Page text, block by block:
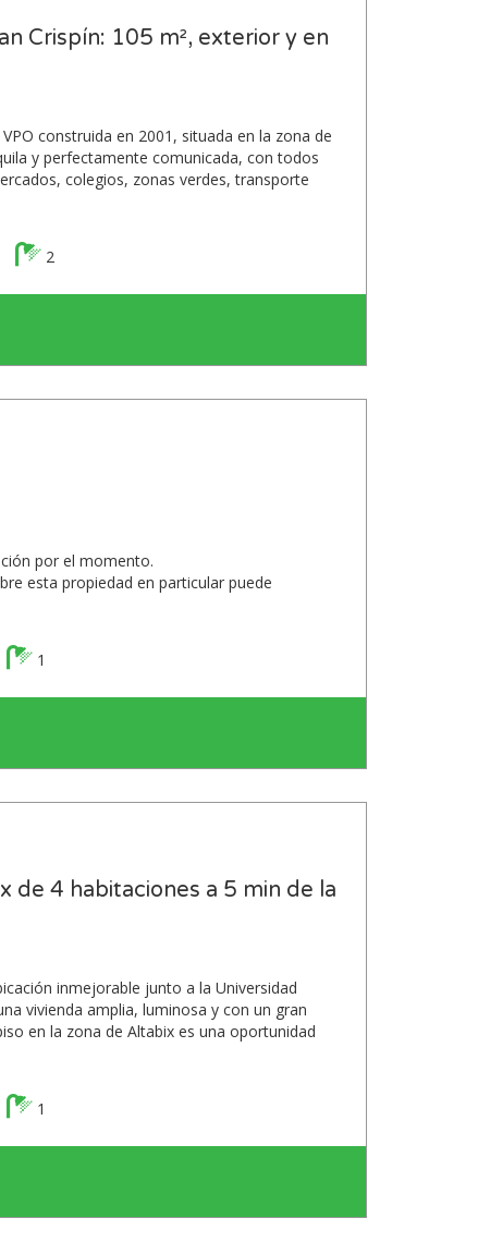
Crispín: 105 m², exterior y en
construida en 2001, situada en la zona de
y perfectamente comunicada, con todos
colegios, zonas verdes, transporte
2
por el momento.
esta propiedad en particular puede
1
de 4 habitaciones a 5 min de la
inmejorable junto a la Universidad
vivienda amplia, luminosa y con un gran
en la zona de Altabix es una oportunidad
1